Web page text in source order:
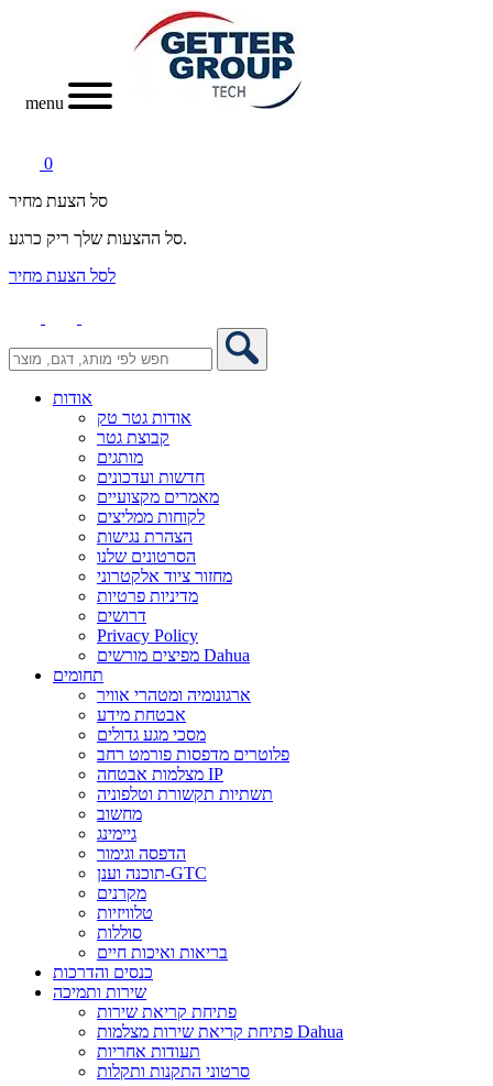
menu
0
סל הצעת מחיר
סל ההצעות שלך ריק כרגע.
לסל הצעת מחיר
אודות
אודות גטר טק
קבוצת גטר
מותגים
חדשות ועדכונים
מאמרים מקצועיים
לקוחות ממליצים
הצהרת נגישות
הסרטונים שלנו
מחזור ציוד אלקטרוני
מדיניות פרטיות
דרושים
Privacy Policy
מפיצים מורשים Dahua
תחומים
ארגונומיה ומטהרי אוויר
אבטחת מידע
מסכי מגע גדולים
פלוטרים מדפסות פורמט רחב
מצלמות אבטחה IP
תשתיות תקשורת וטלפוניה
מחשוב
גיימינג
הדפסה וגימור
תוכנה וענן-GTC
מקרנים
טלוויזיות
סוללות
בריאות ואיכות חיים
כנסים והדרכות
שירות ותמיכה
פתיחת קריאת שירות
פתיחת קריאת שירות מצלמות Dahua
תעודות אחריות
סרטוני התקנות ותקלות